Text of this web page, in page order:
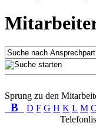
Sprung zu den
B D F G H K L M